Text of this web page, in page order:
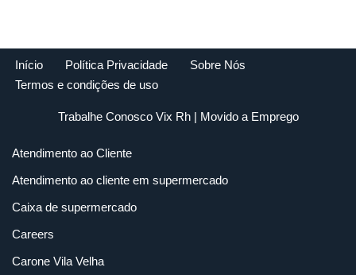
Início Política Privacidade
Sobre Nós
Termos e condições de uso
Trabalhe Conosco Vix Rh| Movido a Emprego
Atendimento ao Cliente
Atendimento ao cliente em supermercado
Caixa de supermercado
Careers
Carone Vila Velha